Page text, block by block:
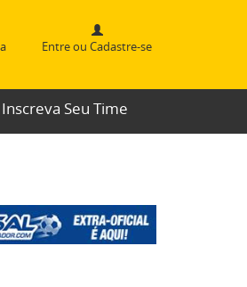
Entre ou Cadastre-se
Inscreva Seu Time